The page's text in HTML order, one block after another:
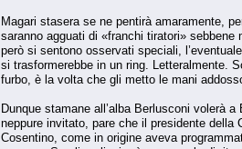
Magari stasera se ne pentirà amaramente,
saranno agguati di «franchi tiratori»
però si sentono osservati speciali,
si trasformerebbe in un ring. Letteralmente.
furbo, è la volta che gli metto le mani
Dunque stamane all’alba Berlusconi volerà
neppure invitato, pare che il presidente della
Cosentino, come in origine aveva